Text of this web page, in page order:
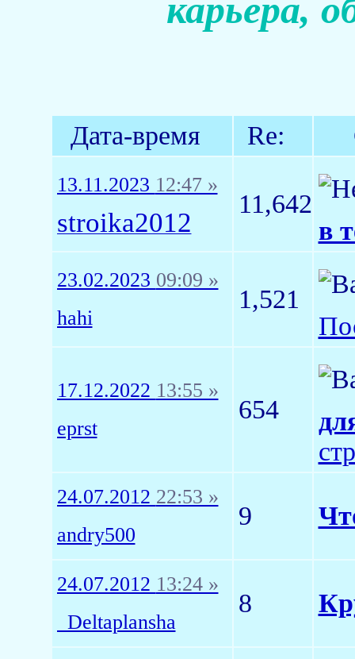
карьера,
Дата-время Re:
13.11.2023 12:47 »
stroika2012
11,642
в
23.02.2023 09:09 »
hahi
1,521
17.12.2022 13:55 »
eprst
654
24.07.2012 22:53 »
andry500
9
24.07.2012 13:24 »
_Deltaplansha
8